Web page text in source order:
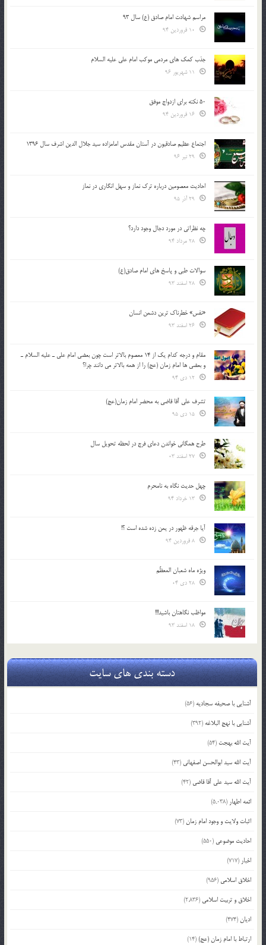
مراسم شهادت امام صادق (ع) سال 93
جذب کمک های مردمی موکب امام علی علیه السلام
50 نکته برای ازدواج موفق
اجتماع عظیم صادقیون در آستان مقدس امامزاده سید جلال الدین اشرف سال 1396
احادیث معصومین درباره ترک نماز و سهل انگاری در نماز
چه نظراتی در مورد دجال وجود دارد؟
سوالات طبی و پاسخ های امام صادق(ع)
«نفس» خطرناک ترین دشمن انسان
مقام و درجه كدام يك از 14 معصوم بالاتر است چون بعضي امام علي ـ عليه السلام ـ
و بعضي ها امام زمان (عج) را از همه بالاتر مي دانند چرا؟
تشرف علي آقا قاضي به محضر امام زمان(عج)
طرح همگانی خواندن دعای فرج در لحظه تحویل سال
چهل حدیث نگاه به نامحرم
آیا جرقه ظهور در یمن زده شده است ؟!
ویژه ماه شعبان المعظّم
مواظب نگاهتان باشید!!!
دسته بندی های سایت
آشنایی با صحیفه سجادیه (56)
آشنایی با نهج البلاغه (392)
آیت الله بهجت (54)
آیت الله سید ابوالحسن اصفهانی (43)
آیت الله سید علی آقا قاضی (42)
ائمه اطهار (5,038)
اثبات ولایت و وجود امام زمان(73)
احادیث موضوعی (550)
اخبار (717)
اخلاق اسلامی (956)
اخلاق و تربیت اسلامی (2,836)
ادیان(474)
ارتباط با امام زمان (عج)(14)